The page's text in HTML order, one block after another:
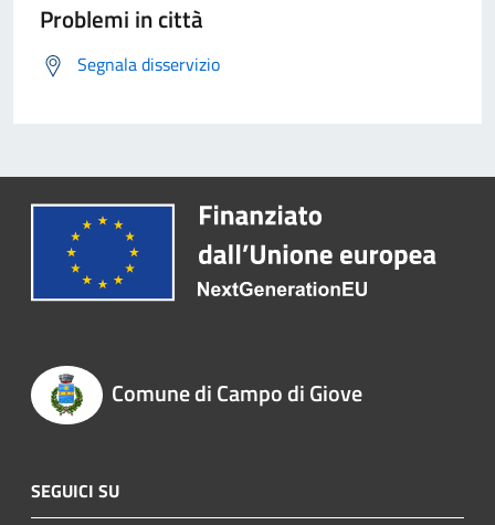
Problemi in città
Segnala disservizio
Comune di Campo di Giove
SEGUICI SU